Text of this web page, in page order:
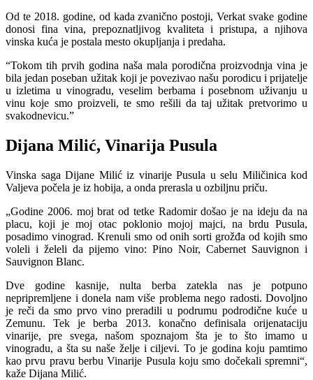
Od te 2018. godine, od kada zvanično postoji, Verkat svake godine
donosi fina vina, prepoznatljivog kvaliteta i pristupa, a njihova
vinska kuća je postala mesto okupljanja i predaha.
“Tokom tih prvih godina naša mala porodična proizvodnja vina je
bila jedan poseban užitak koji je povezivao našu porodicu i prijatelje
u izletima u vinogradu, veselim berbama i posebnom uživanju u
vinu koje smo proizveli, te smo rešili da taj užitak pretvorimo u
svakodnevicu.”
Dijana Milić, Vinarija Pusula
Vinska saga Dijane Milić iz vinarije Pusula u selu Miličinica kod
Valjeva počela je iz hobija, a onda prerasla u ozbiljnu priču.
„Godine 2006. moj brat od tetke Radomir došao je na ideju da na
placu, koji je moj otac poklonio mojoj majci, na brdu Pusula,
posadimo vinograd. Krenuli smo od onih sorti grožđa od kojih smo
voleli i želeli da pijemo vino: Pino Noir, Cabernet Sauvignon i
Sauvignon Blanc.
Dve godine kasnije, nulta berba zatekla nas je potpuno
nepripremljene i donela nam više problema nego radosti. Dovoljno
je reči da smo prvo vino preradili u podrumu podrodične kuće u
Zemunu. Tek je berba 2013. konačno definisala orijenataciju
vinarije, pre svega, našom spoznajom šta je to što imamo u
vinogradu, a šta su naše želje i ciljevi. To je godina koju pamtimo
kao prvu pravu berbu Vinarije Pusula koju smo dočekali spremni“,
kaže Dijana Milić.